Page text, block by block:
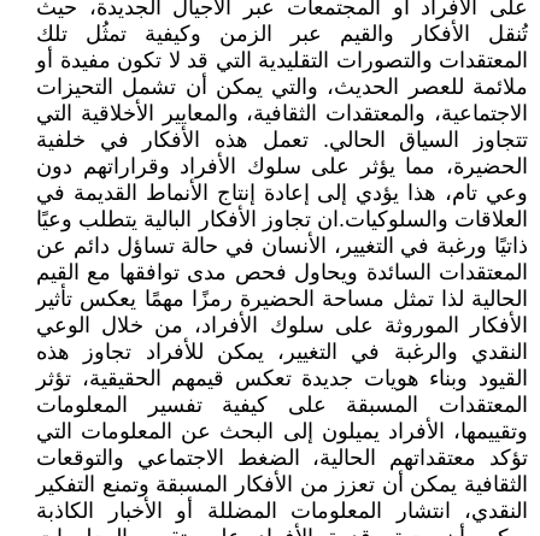
على الأفراد أو المجتمعات عبر الأجيال الجديدة، حيث
تُنقل الأفكار والقيم عبر الزمن وكيفية تمثُل تلك
المعتقدات والتصورات التقليدية التي قد لا تكون مفيدة أو
ملائمة للعصر الحديث، والتي يمكن أن تشمل التحيزات
الاجتماعية، والمعتقدات الثقافية، والمعايير الأخلاقية التي
تتجاوز السياق الحالي. تعمل هذه الأفكار في خلفية
الحضيرة، مما يؤثر على سلوك الأفراد وقراراتهم دون
وعي تام، هذا يؤدي إلى إعادة إنتاج الأنماط القديمة في
العلاقات والسلوكيات.ان تجاوز الأفكار البالية يتطلب وعيًا
ذاتيًا ورغبة في التغيير، الأنسان في حالة تساؤل دائم عن
المعتقدات السائدة ويحاول فحص مدى توافقها مع القيم
الحالية لذا تمثل مساحة الحضيرة رمزًا مهمًا يعكس تأثير
الأفكار الموروثة على سلوك الأفراد، من خلال الوعي
النقدي والرغبة في التغيير، يمكن للأفراد تجاوز هذه
القيود وبناء هويات جديدة تعكس قيمهم الحقيقية، تؤثر
المعتقدات المسبقة على كيفية تفسير المعلومات
وتقييمها، الأفراد يميلون إلى البحث عن المعلومات التي
تؤكد معتقداتهم الحالية، الضغط الاجتماعي والتوقعات
الثقافية يمكن أن تعزز من الأفكار المسبقة وتمنع التفكير
النقدي، انتشار المعلومات المضللة أو الأخبار الكاذبة